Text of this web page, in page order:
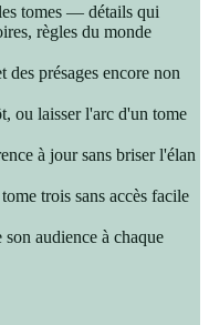
tomes — détails qui
règles du monde
des présages encore non
ou laisser l'arc d'un tome
à jour sans briser l'élan
trois sans accès facile
audience à chaque